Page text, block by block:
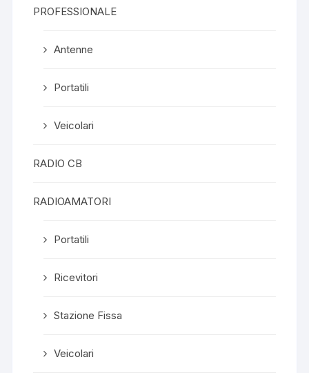
PROFESSIONALE
Antenne
Portatili
Veicolari
RADIO CB
RADIOAMATORI
Portatili
Ricevitori
Stazione Fissa
Veicolari